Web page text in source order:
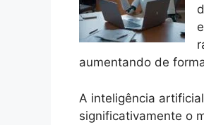
aumentando de
A inteligência
significativamente o